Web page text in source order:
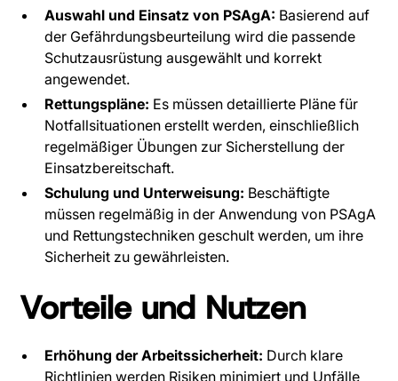
Auswahl und Einsatz von PSAgA: Basierend auf
der Gefährdungsbeurteilung wird die passende
Schutzausrüstung ausgewählt und korrekt
angewendet.
Rettungspläne: Es müssen detaillierte Pläne für
Notfallsituationen erstellt werden, einschließlich
regelmäßiger Übungen zur Sicherstellung der
Einsatzbereitschaft.
Schulung und Unterweisung: Beschäftigte
müssen regelmäßig in der Anwendung von PSAgA
und Rettungstechniken geschult werden, um ihre
Sicherheit zu gewährleisten.
Vorteile und Nutzen
Erhöhung der Arbeitssicherheit: Durch klare
Richtlinien werden Risiken minimiert und Unfälle